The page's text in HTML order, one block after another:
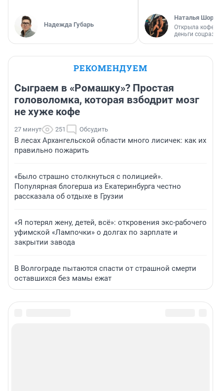
Надежда Губарь
Наталья
Открыла
деньги
РЕКОМЕНДУЕМ
Сыграем в «Ромашку»? Простая
головоломка, которая взбодрит мозг
не хуже кофе
27 минут 251 Обсудить
В лесах Архангельской области много лисичек: как их
правильно пожарить
«Было страшно столкнуться с полицией».
Популярная блогерша из Екатеринбурга честно
рассказала об отдыхе в Грузии
«Я потерял жену, детей, всё»: откровения экс-рабочего
уфимской «Лампочки» о долгах по зарплате и
закрытии завода
В Волгограде пытаются спасти от страшной смерти
оставшихся без мамы ежат